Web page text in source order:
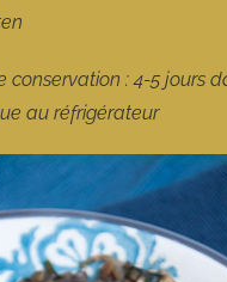
conservation : 4-5 jours
au réfrigérateur